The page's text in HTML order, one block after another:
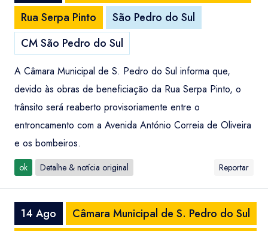
Rua Serpa Pinto
São Pedro do Sul
CM São Pedro do Sul
A Câmara Municipal de S. Pedro do Sul informa que,
devido às obras de beneficiação da Rua Serpa Pinto, o
trânsito será reaberto provisoriamente entre o
entroncamento com a Avenida António Correia de Oliveira
e os bombeiros.
ok Detalhe & notícia original Reportar
14 Ago
Câmara Municipal de S. Pedro do Sul